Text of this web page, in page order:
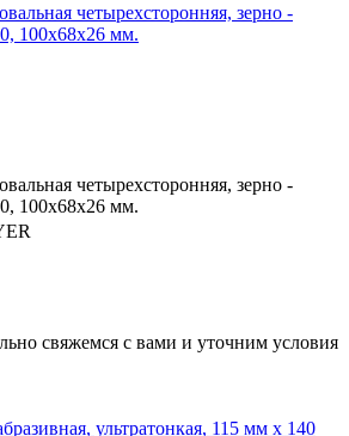
четырехсторонняя, зерно -
100x68x26 мм.
четырехсторонняя, зерно -
100x68x26 мм.
свяжемся с вами и уточним условия